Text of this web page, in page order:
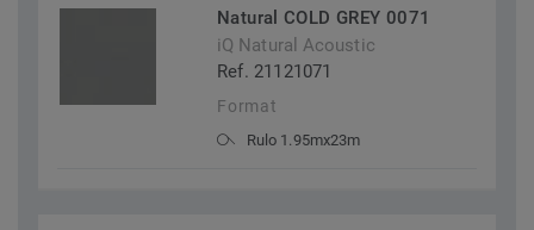
Natural COLD GREY 0071
iQ Natural Acoustic
Ref. 21121071
Format
Rulo 1.95mx23m